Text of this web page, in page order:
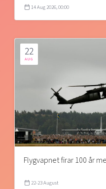
14 Aug 2026, 00:00
22
AUG
Flygvapnet firar 100 år
22-23 August